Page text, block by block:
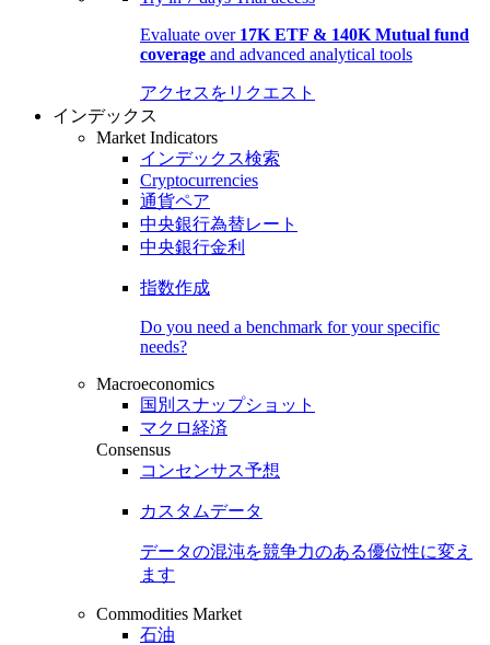
Evaluate over 17K ETF & 140K Mutual fund
coverage and advanced analytical tools
アクセスをリクエスト
インデックス
Market Indicators
インデックス検索
Cryptocurrencies
通貨ペア
中央銀行為替レート
中央銀行金利
指数作成
Do you need a benchmark for your specific
needs?
Macroeconomics
国別スナップショット
マクロ経済
Consensus
コンセンサス予想
カスタムデータ
データの混沌を競争力のある優位性に変え
ます
Commodities Market
石油